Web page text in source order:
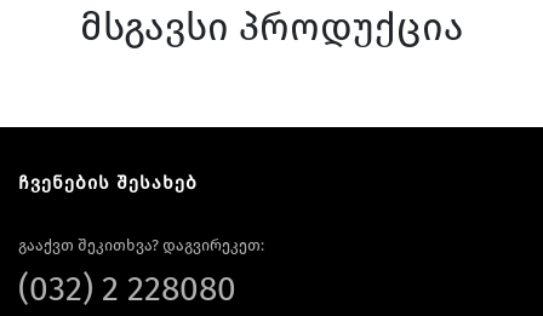
მსგავსი პროდუქცია
ჩვენების შესახებ
გააქვთ შეკითხვა? დაგვირეკეთ:
(032) 2 228080